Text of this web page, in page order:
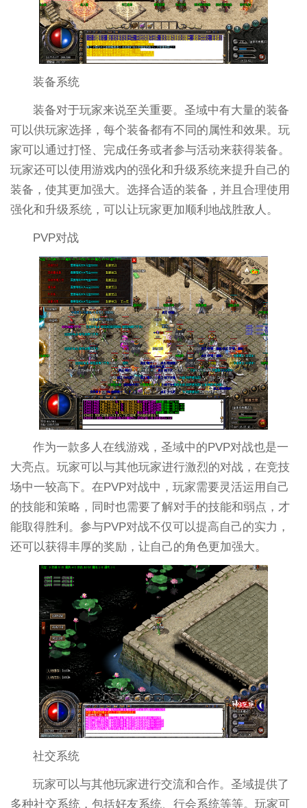
装备系统
装备对于玩家来说至关重要。圣域中有大量的装备
可以供玩家选择，每个装备都有不同的属性和效果。玩
家可以通过打怪、完成任务或者参与活动来获得装备。
玩家还可以使用游戏内的强化和升级系统来提升自己的
装备，使其更加强大。选择合适的装备，并且合理使用
强化和升级系统，可以让玩家更加顺利地战胜敌人。
PVP对战
作为一款多人在线游戏，圣域中的PVP对战也是一
大亮点。玩家可以与其他玩家进行激烈的对战，在竞技
场中一较高下。在PVP对战中，玩家需要灵活运用自己
的技能和策略，同时也需要了解对手的技能和弱点，才
能取得胜利。参与PVP对战不仅可以提高自己的实力，
还可以获得丰厚的奖励，让自己的角色更加强大。
社交系统
玩家可以与其他玩家进行交流和合作。圣域提供了
多种社交系统，包括好友系统、行会系统等等。玩家可